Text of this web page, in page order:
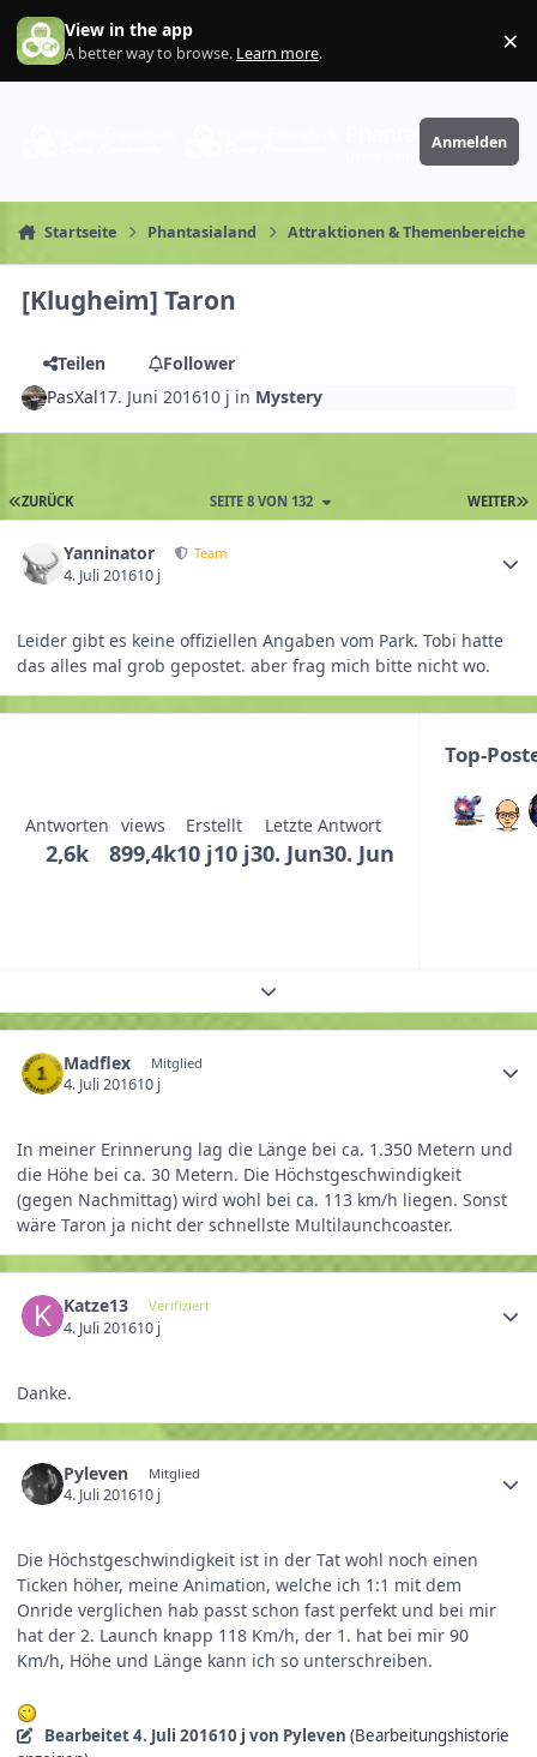
Zum Inhalt springen
View in the app
A better way to browse. Learn more. ×
PhantaFriends.de
Anmelden
Startseite Phantasialand Attraktionen & Themenbereiche
[Klugheim] Taron
Teilen
Follower
PasXal17. Juni 201610 j in Mystery
ZURÜCK WEITER
SEITE 8 VON 132
Yanninator Team
4. Juli 201610 j
Leider gibt es keine offiziellen Angaben vom Park. Tobi hatte
das alles mal grob gepostet. aber frag mich bitte nicht wo.
Antworten
2,6k
views
899,4k
Erstellt
10 j10 j
Letzte Antwort
30. Jun30. Jun
Top-
Themenübersicht erweitern
Madflex Mitglied
4. Juli 201610 j
In meiner Erinnerung lag die Länge bei ca. 1.350 Metern und
die Höhe bei ca. 30 Metern. Die Höchstgeschwindigkeit
(gegen Nachmittag) wird wohl bei ca. 113 km/h liegen. Sonst
wäre Taron ja nicht der schnellste Multilaunchcoaster.
Katze13 Verifiziert
4. Juli 201610 j
Danke.
Pyleven Mitglied
4. Juli 201610 j
Die Höchstgeschwindigkeit ist in der Tat wohl noch einen
Ticken höher, meine Animation, welche ich 1:1 mit dem
Onride verglichen hab passt schon fast perfekt und bei mir
hat der 2. Launch knapp 118 Km/h, der 1. hat bei mir 90
Km/h, Höhe und Länge kann ich so unterschreiben.
Bearbeitet4. Juli 201610 j von Pyleven (Bearbeitungshistorie